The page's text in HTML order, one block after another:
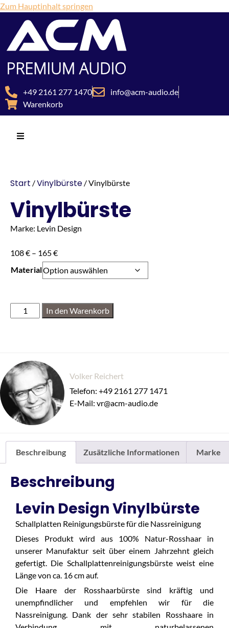
Zum Hauptinhalt springen
+49 2161 277 1470
info@acm-audio.de
Warenkorb
Start /Vinylbürste / Vinylbürste
Vinylbürste
Marke: Levin Design
108€ – 165€
Material
In den Warenkorb
Volker Reichert
Telefon: +49 2161 277 1471
E-Mail: vr@acm-audio.de
Beschreibung Zusätzliche Informationen Marke
Beschreibung
Levin Design Vinylbürste
Schallplatten Reinigungsbürste für die Nassreinigung
Dieses Produkt wird aus 100% Natur-Rosshaar in
unserer Manufaktur seit über einem Jahrzehnt gleich
gefertigt. Die Schallplattenreinigungsbürste weist eine
Länge von ca. 16 cm auf.
Die Haare der Rosshaarbürste sind kräftig und
unempfindlicher und empfehlen wir für die
Nassreinigung. Dank der sehr stabilen Rosshaare in